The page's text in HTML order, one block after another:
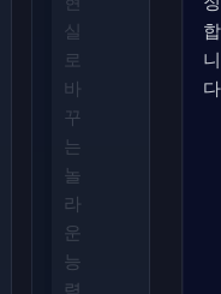
실
로
바
꾸
는
놀
라
운
능
합
니